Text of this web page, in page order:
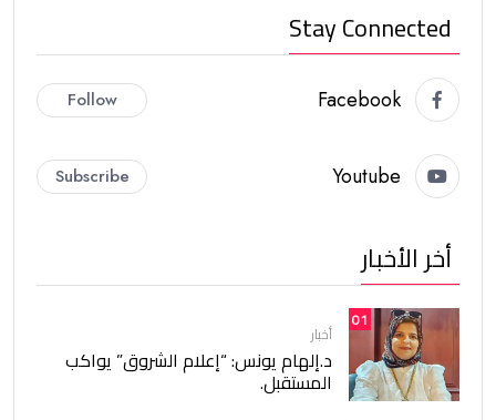
Stay Connected
Facebook
Follow
Youtube
Subscribe
أخر الأخبار
01
أخبار
د.إلهام يونس: “إعلام الشروق” يواكب
المستقبل.